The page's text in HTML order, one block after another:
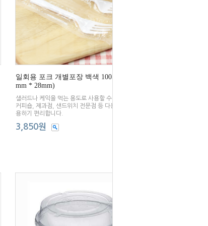
일회용 포크 개별포장 백색 100개입(155
mm * 28mm)
샐러드나 케익을 먹는 용도로 사용할 수 있습니다.
커피숍, 제과점, 샌드위치 전문점 등 다용도로 사
용하기 편리합니다.
3,850원